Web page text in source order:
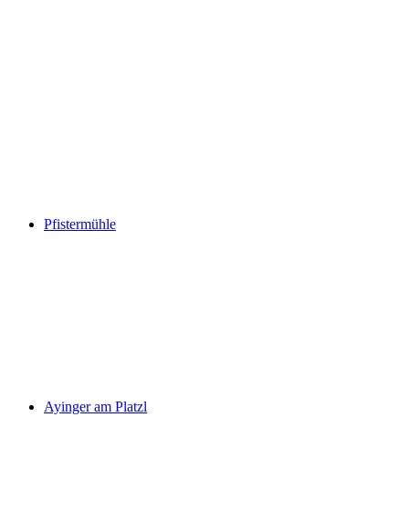
Pfistermühle
Ayinger am Platzl